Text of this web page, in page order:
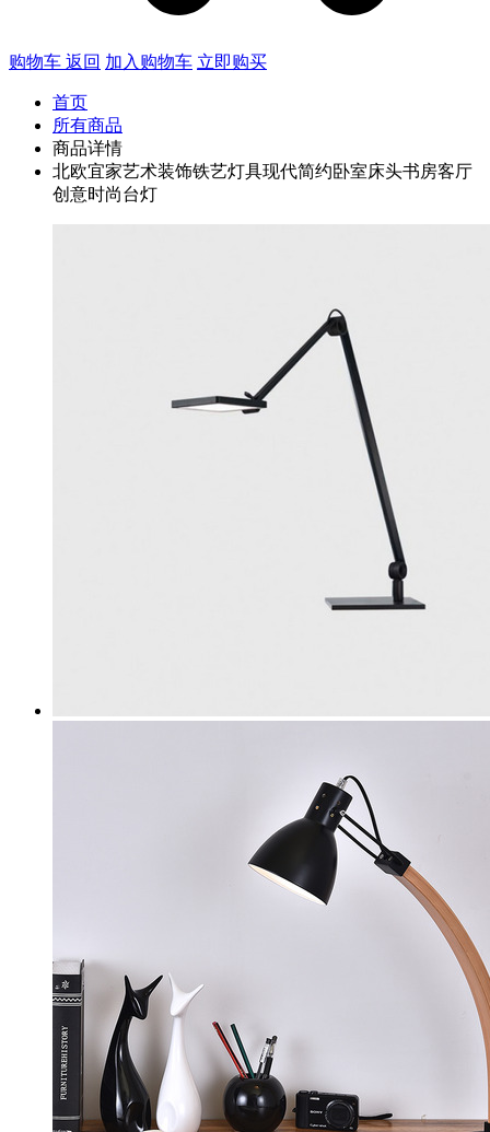
购物车 返回 加入购物车 立即购买
首页
所有商品
商品详情
北欧宜家艺术装饰铁艺灯具现代简约卧室床头书房客厅
创意时尚台灯